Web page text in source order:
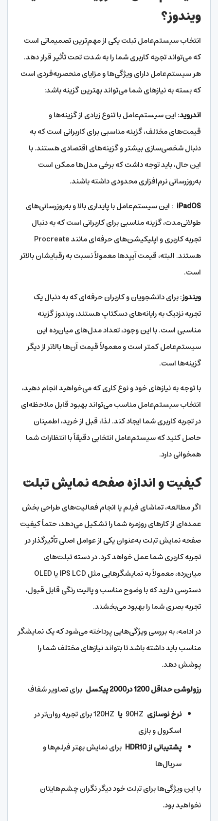
ویندوز؟
انتخاب سیستم‌عامل تبلت یکی از مهم‌ترین تصمیماتی است
که می‌تواند تجربه کاربری شما را به شدت تحت تأثیر قرار دهد.
هر سیستم‌عامل دارای ویژگی‌ها و مزایای منحصربه‌فردی است
که بسته به نیازهای شما می‌تواند بهترین گزینه باشد:
اندروید: این سیستم‌عامل با تنوع زیادی از گزینه‌ها و
قیمت‌های مختلف، گزینه مناسبی برای کاربرانی است که به
دنبال شخصی‌سازی بیشتر و گزینه‌های اقتصادی هستند. با
این حال، باید توجه داشت که برخی مدل‌ها ممکن است
به‌روزرسانی نرم‌افزاری محدودی داشته باشند.
iPadOS : این سیستم‌عامل با پایداری بالا و به‌روزرسانی‌های
طولانی‌مدت، گزینه مناسبی برای کاربرانی است که به دنبال
تجربه کاربری و اپلیکیشن‌های حرفه‌ای مانند Procreate
هستند. البته، قیمت آیپد‌ها معمولاً نسبت به رقبایشان بالاتر
است.
ویندوز: برای دانشجویان و کاربران حرفه‌ای که به دنبال یک
تجربه نزدیک به رایانه‌های دسکتاپ هستند، ویندوز گزینه
مناسبی است. با این وجود، تعداد مدل‌های میان‌رده این
سیستم‌عامل کمتر است و معمولاً قیمت آن‌ها بالاتر از دیگر
گزینه‌ها است.
با توجه به نیازهای خود و نوع کاری که می‌خواهید انجام دهید،
انتخاب سیستم‌عامل مناسب می‌تواند بهبود قابل ملاحظه‌ای
در تجربه کاربری شما ایجاد کند. لذا، قبل از خرید، اطمینان
حاصل کنید که سیستم‌عامل انتخابی دقیقاً با انتظارات شما
همخوانی دارد.
کیفیت و اندازه صفحه نمایش تبلت
اگر مطالعه، تماشای فیلم یا انجام فعالیت‌های طراحی بخش
عمده‌ای از کارهای روزمره شما را تشکیل می‌دهد، حتماً کیفیت
صفحه نمایش تبلت به‌عنوان یکی از عوامل اصلی تأثیرگذار در
تجربه کاربری شما عمل خواهد کرد. در دسته تبلت‌های
میان‌رده، معمولاً به نمایشگرهایی مثل IPS LCD یا OLED
دسترسی دارید که با وضوح مناسب و پالیت رنگی قابل قبول،
تجربه بصری شما را بهبود می‌بخشند.
در ادامه، به بررسی ویژگی‌هایی پرداخته می‌شود که یک نمایشگر
مناسب باید داشته باشد تا بتواند نیازهای مختلف شما را
پوشش دهد.
رزولوشن حداقل 1200 در2000 پیکسل
برای تصاویر شفاف
نرخ نوسازی 90HZ یا
120HZ برای تجربه روان‌تر در
اسکرول و بازی
پشتیبانی از HDR10
برای نمایش بهتر فیلم‌ها و
سریال‌ها
با این ویژگی‌ها برای تبلت خود دیگر نگران چشم‌هایتان
نخواهید بود.